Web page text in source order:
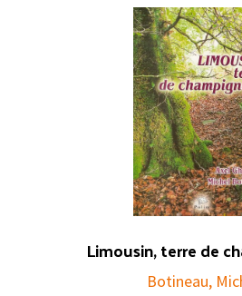
Limousin, terre de
Botineau,